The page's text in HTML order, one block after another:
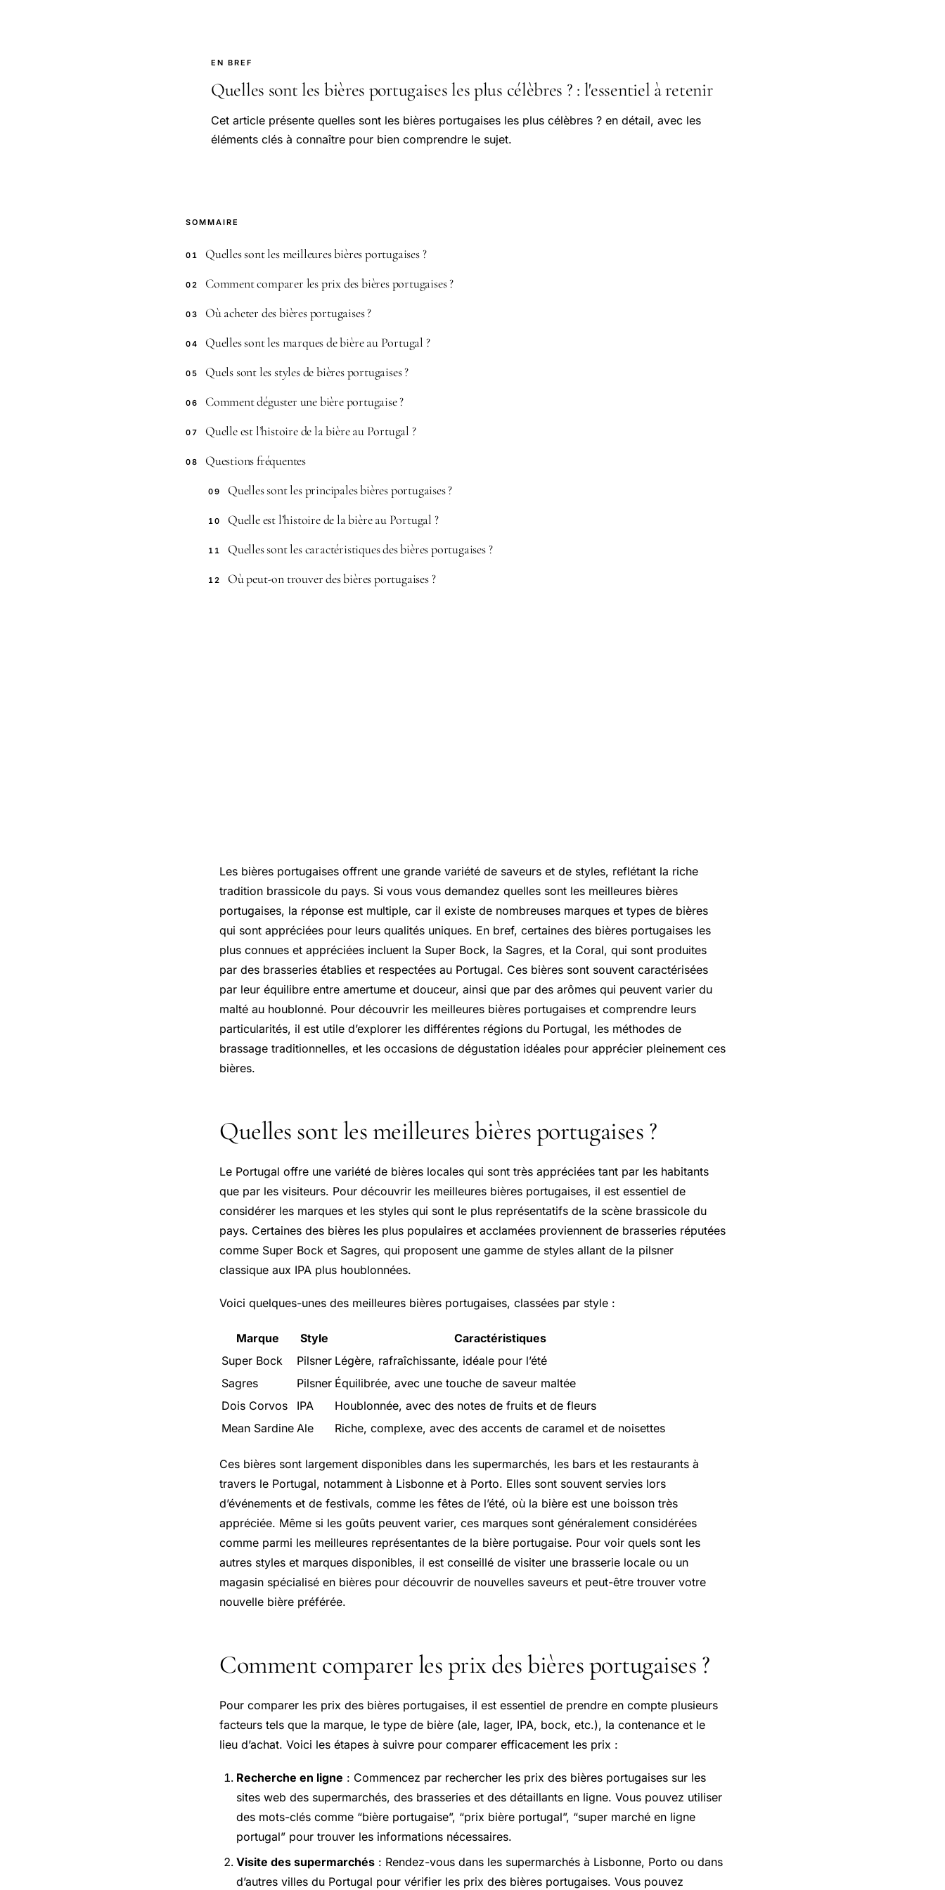
EN BREF
Quelles sont les bières portugaises les plus célèbres ? : l'essentiel à retenir
Cet article présente quelles sont les bières portugaises les plus célèbres ? en détail, avec les
éléments clés à connaître pour bien comprendre le sujet.
SOMMAIRE
01 Quelles sont les meilleures bières portugaises ?
02 Comment comparer les prix des bières portugaises ?
03 Où acheter des bières portugaises ?
04 Quelles sont les marques de bière au Portugal ?
05 Quels sont les styles de bières portugaises ?
06 Comment déguster une bière portugaise ?
07 Quelle est l’histoire de la bière au Portugal ?
08 Questions fréquentes
09 Quelles sont les principales bières portugaises ?
10 Quelle est l’histoire de la bière au Portugal ?
11 Quelles sont les caractéristiques des bières portugaises ?
12 Où peut-on trouver des bières portugaises ?
Les bières portugaises offrent une grande variété de saveurs et de styles, reflétant la riche
tradition brassicole du pays. Si vous vous demandez quelles sont les meilleures bières
portugaises, la réponse est multiple, car il existe de nombreuses marques et types de bières
qui sont appréciées pour leurs qualités uniques. En bref, certaines des bières portugaises les
plus connues et appréciées incluent la Super Bock, la Sagres, et la Coral, qui sont produites
par des brasseries établies et respectées au Portugal. Ces bières sont souvent caractérisées
par leur équilibre entre amertume et douceur, ainsi que par des arômes qui peuvent varier du
malté au houblonné. Pour découvrir les meilleures bières portugaises et comprendre leurs
particularités, il est utile d’explorer les différentes régions du Portugal, les méthodes de
brassage traditionnelles, et les occasions de dégustation idéales pour apprécier pleinement ces
bières.
Quelles sont les meilleures bières portugaises ?
Le Portugal offre une variété de bières locales qui sont très appréciées tant par les habitants
que par les visiteurs. Pour découvrir les meilleures bières portugaises, il est essentiel de
considérer les marques et les styles qui sont le plus représentatifs de la scène brassicole du
pays. Certaines des bières les plus populaires et acclamées proviennent de brasseries réputées
comme Super Bock et Sagres, qui proposent une gamme de styles allant de la pilsner
classique aux IPA plus houblonnées.
Voici quelques-unes des meilleures bières portugaises, classées par style :
Marque Style
Caractéristiques
Super Bock
Pilsner Légère, rafraîchissante, idéale pour l’été
Sagres
Pilsner Équilibrée, avec une touche de saveur maltée
Dois Corvos
IPA
Houblonnée, avec des notes de fruits et de fleurs
Mean Sardine Ale Riche, complexe, avec des accents de caramel et de noisettes
Ces bières sont largement disponibles dans les supermarchés, les bars et les restaurants à
travers le Portugal, notamment à Lisbonne et à Porto. Elles sont souvent servies lors
d’événements et de festivals, comme les fêtes de l’été, où la bière est une boisson très
appréciée. Même si les goûts peuvent varier, ces marques sont généralement considérées
comme parmi les meilleures représentantes de la bière portugaise. Pour voir quels sont les
autres styles et marques disponibles, il est conseillé de visiter une brasserie locale ou un
magasin spécialisé en bières pour découvrir de nouvelles saveurs et peut-être trouver votre
nouvelle bière préférée.
Comment comparer les prix des bières portugaises ?
Pour comparer les prix des bières portugaises, il est essentiel de prendre en compte plusieurs
facteurs tels que la marque, le type de bière (ale, lager, IPA, bock, etc.), la contenance et le
lieu d’achat. Voici les étapes à suivre pour comparer efficacement les prix :
Recherche en ligne : Commencez par rechercher les prix des bières portugaises sur les
sites web des supermarchés, des brasseries et des détaillants en ligne. Vous pouvez utiliser
des mots-clés comme “bière portugaise”, “prix bière portugal”, “super marché en ligne
portugal” pour trouver les informations nécessaires.
Visite des supermarchés : Rendez-vous dans les supermarchés à Lisbonne, Porto ou dans
d’autres villes du Portugal pour vérifier les prix des bières portugaises. Vous pouvez